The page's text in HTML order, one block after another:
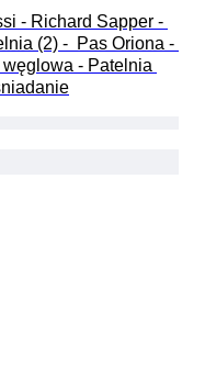
- Richard Sapper -
(2) -  Pas Oriona -
węglowa - Patelnia